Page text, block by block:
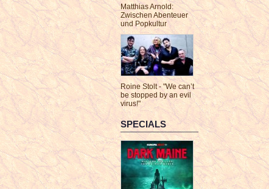
Matthias Arnold:
Zwischen Abenteuer
und Popkultur
Roine Stolt - "We can’t
be stopped by an evil
virus!"
SPECIALS